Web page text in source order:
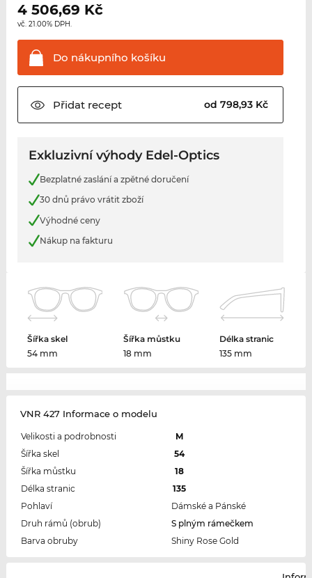
4 506,69 Kč
vč. 21.00% DPH.
Do nákupního košíku
Přidatrecept od 798,93 Kč
Exkluzivní výhody Edel-Optics
Bezplatné zaslání a zpětné doručení
30 dnů právo vrátit zboží
Výhodné ceny
Nákup na fakturu
Šířka skel
54 mm
Šířka můstku
18 mm
Délka stranic
135 mm
VNR 427 Informace o modelu
Velikosti a podrobnosti
M
Šířka skel
54
Šířka můstku
18
Délka stranic
135
Pohlaví
Dámské a Pánské
Druh rámů (obrub)
S plným rámečkem
Barva obruby
Shiny Rose Gold